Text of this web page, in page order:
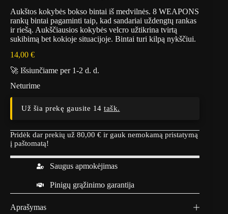
Aukštos kokybės bokso bintai iš medvilnės. 8 WEAPONS
rankų bintai pagaminti taip, kad sandariai uždengtų rankas
ir riešą. Aukščiausios kokybės velcro užtikrina tvirtą
sukibimą bet kokioje situacijoje. Bintai turi kilpą nykščiui.
14,00 €
🚀 Išsiunčiame per 1-2 d. d.
Neturime
Už šia prekę gausite 14 tašk.
Pridėk dar prekių už 80,00 € ir gauk nemokamą pristatymą
į paštomatą!
Saugus apmokėjimas
Pinigų grąžinimo garantija
Aprašymas